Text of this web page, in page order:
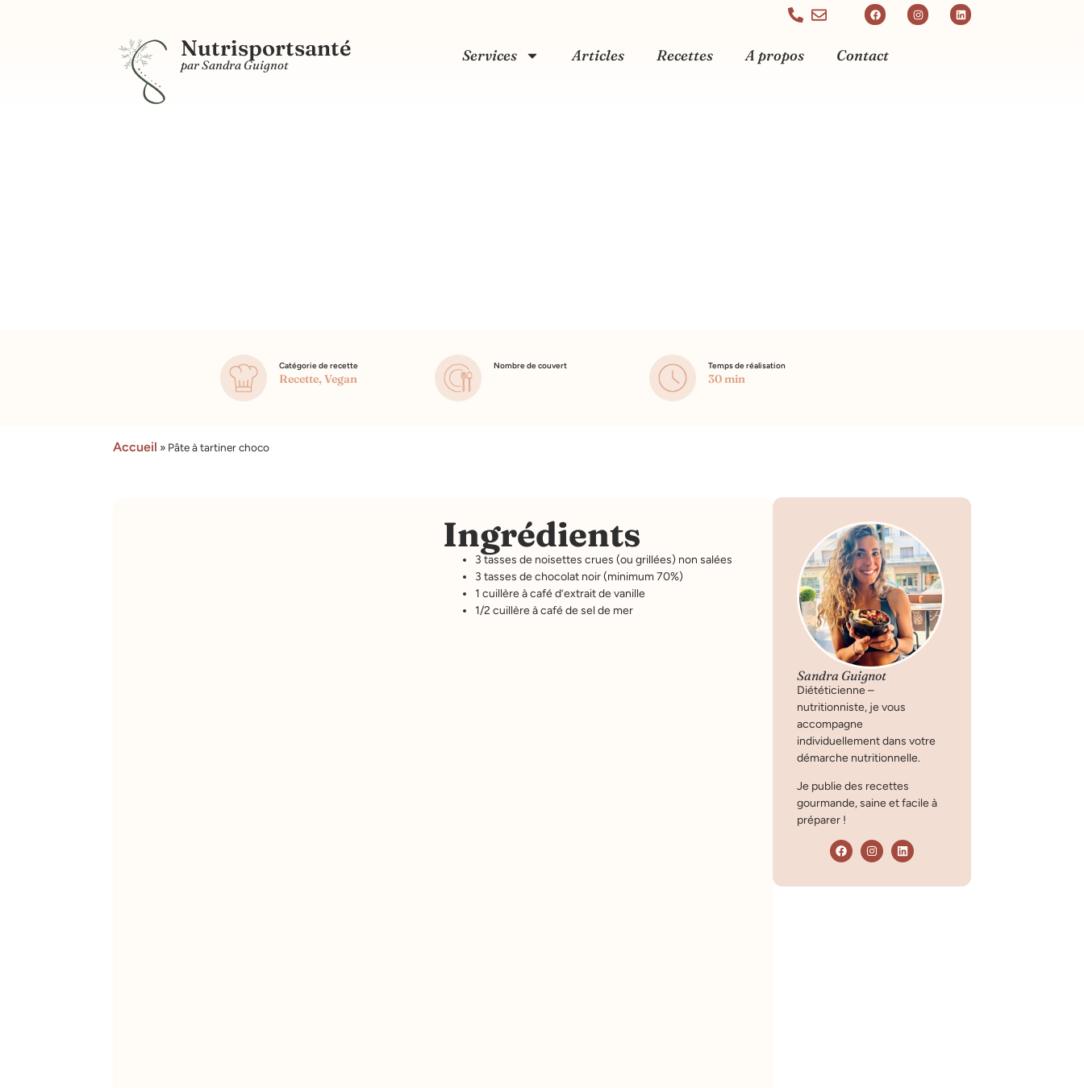
Nutrisportsanté
par Sandra Guignot
Services Articles Recettes A propos Contact
Catégorie de recette
Recette,Vegan
Nombre de couvert Temps de réalisation
30 min
Accueil » Pâte à tartiner choco
Ingrédients
3 tasses de noisettes crues (ou grillées) non salées
3 tasses de chocolat noir (minimum 70%)
1 cuillère à café d’extrait de vanille
1/2 cuillère à café de sel de mer
Sandra Guignot
Diététicienne –
nutritionniste, je vous
accompagne
individuellement dans votre
démarche nutritionnelle.
Je publie des recettes
gourmande, saine et facile à
préparer !